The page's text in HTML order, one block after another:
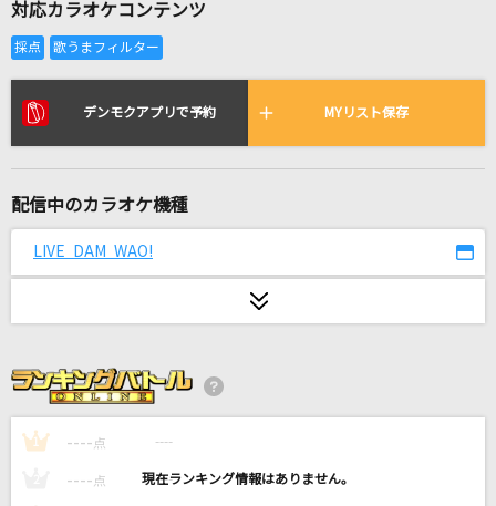
リアルタイムで歌われている曲の一覧
ノーダウト
[生音]少年時代
Guilty
BULLET PINK
対応カラオケコンテンツ
デンモクアプリで予約 MYリスト保存
配信中のカラオケ機種
LIVE DAM WAO!
1 ---- 点 ----
---- 点 ----